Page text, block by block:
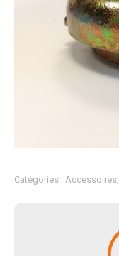
Catégories : Accessoires,